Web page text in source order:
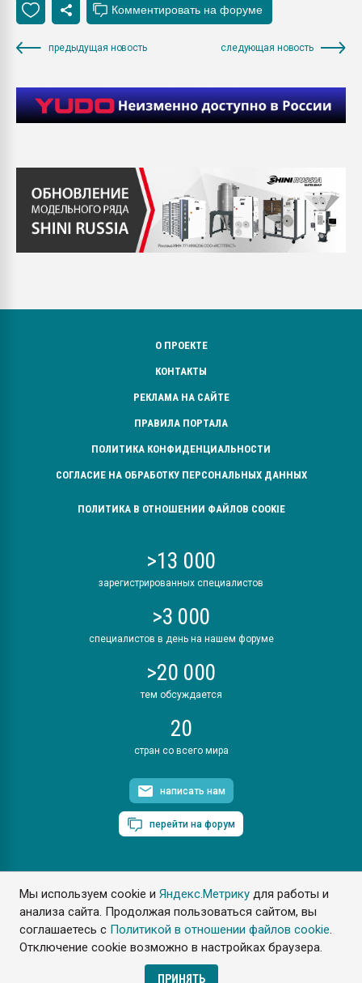
Мы используем cookie иЯндекс.Метрику для работы и
анализа сайта. Продолжая пользоваться сайтом, вы
соглашаетесь с Политикой в отношении файлов cookie.
Отключение cookie возможно в настройках браузера.
ПРИНЯТЬ
предыдущая новость следующая новость
О ПРОЕКТЕ
КОНТАКТЫ
РЕКЛАМА НА САЙТЕ
ПРАВИЛА ПОРТАЛА
ПОЛИТИКА КОНФИДЕНЦИАЛЬНОСТИ
СОГЛАСИЕ НА ОБРАБОТКУ ПЕРСОНАЛЬНЫХ ДАННЫХ
ПОЛИТИКА В ОТНОШЕНИИ ФАЙЛОВ COOKIE
>13 000
зарегистрированных специалистов
>3 000
специалистов в день на нашем форуме
>20 000
тем обсуждается
20
стран со всего мира
написать нам
перейти на форум
ПластЭксперт © 2006. Все права защищены
Разрешается копирование материалов сайта с обязательной
ссылкой на www.e-plastic.ru
Разработка сайта